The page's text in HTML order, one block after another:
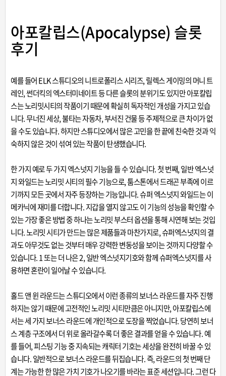
아포칼립스(Apocalypse) 슬롯
후기
예를 들어 ELK 스튜디오의 니트로폴리스 시리즈, 릴렉스 게이밍의 머니 트
레인, 썬더킥의 엑스터미네이트 등 다른 슬롯의 분위기도 있지만 아포칼립
스는 노리밋시티의 작품이기 때문에 확실히 독자적인 개성을 가지고 있습
니다. 무너진 세상, 불타는 자동차, 부서진 건물 등 주제적으로 큰 차이가 없
을 수도 있습니다. 하지만 스튜디오에서 많은 고민을 한 끝에 친숙한 것과 익
숙하지 않은 것이 섞여 있는 작품이 탄생했습니다.
한 가지 예로 두 가지 엑스넛지 기능을 들 수 있습니다. 첫 번째, 일반 엑스넛
지 와일드는 노리밋 시티의 필수 기능으로, 툼스톤에서 드래곤 부족에 이르
기까지 모든 곳에서 자주 등장하는 기능입니다. 슈퍼 엑스넛지 와일드는 이
메카닉에 재미를 더합니다. 지갑을 열지 않고도 이 기능의 성능을 확인할 수
있는 가장 좋은 방법 중 하나는 노리밋 부스터 옵션을 통해 시연해 보는 것입
니다. 노리밋 시티가 만드는 많은 제품들과 마찬가지로, 슈퍼엑스넛지의 결
과도 아무것도 없는 것부터 매우 강력한 변동성을 보이는 것까지 다양할 수
있습니다. 1 또는 더 나은 2, 일반 엑스넛지기호와 함께 슈퍼엑스넛지를 사
용하면 혼란이 일어날 수 있습니다.
홀드 앤 윈 라운드는 스튜디오에서 이런 종류의 보너스 라운드를 자주 진행
하지는 않기 때문에 고전적인 노리밋 시티만큼은 아니지만, 아포칼립스에
서는 세 가지 보너스 라운드에 개인적으로 도장을 찍었습니다. 당연히 보너
스 계층 구조에서 더 위로 올라갈수록 더 좋은 결과를 얻을 수 있습니다. 예
를 들어, 피스팅 기능 중 지속되는 캐릭터 기호는 세상을 완전히 바꿀 수 있
습니다. 일반적으로 보너스 라운드를 뒤집습니다. 즉, 라운드의 첫 번째 단
계는 가능한 한 많은 가치 기호가 나오기를 바라는 표준 세션입니다. 그런 다